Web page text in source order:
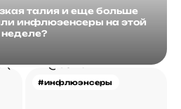
талия и еще больше
инфлюэенсеры на этой
неделе?
#инфлюэнсеры